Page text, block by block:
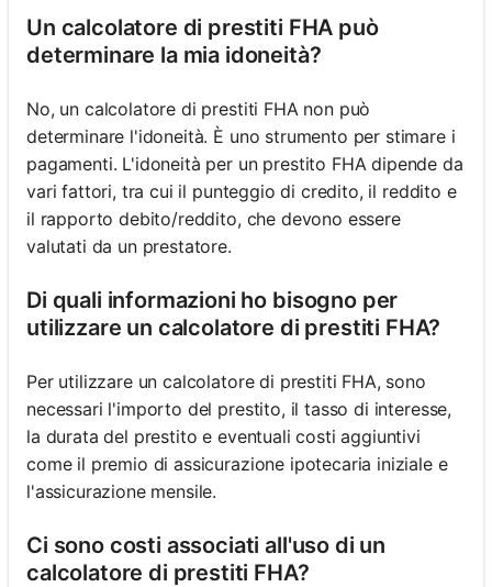
Un calcolatore di prestiti FHA può
determinare la mia idoneità?
No, un calcolatore di prestiti FHA non può
determinare l'idoneità. È uno strumento per stimare i
pagamenti. L'idoneità per un prestito FHA dipende da
vari fattori, tra cui il punteggio di credito, il reddito e
il rapporto debito/reddito, che devono essere
valutati da un prestatore.
Di quali informazioni ho bisogno per
utilizzare un calcolatore di prestiti FHA?
Per utilizzare un calcolatore di prestiti FHA, sono
necessari l'importo del prestito, il tasso di interesse,
la durata del prestito e eventuali costi aggiuntivi
come il premio di assicurazione ipotecaria iniziale e
l'assicurazione mensile.
Ci sono costi associati all'uso di un
calcolatore di prestiti FHA?